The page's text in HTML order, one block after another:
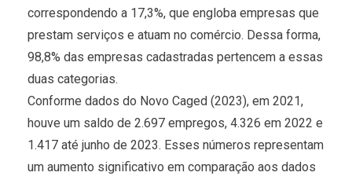
correspondendo a 17,3%, que engloba empresas que
prestam serviços e atuam no comércio. Dessa forma,
98,8% das empresas cadastradas pertencem a essas
duas categorias.
Conforme dados do Novo Caged (2023), em 2021,
houve um saldo de 2.697 empregos, 4.326 em 2022 e
1.417 até junho de 2023. Esses números representam
um aumento significativo em comparação aos dados